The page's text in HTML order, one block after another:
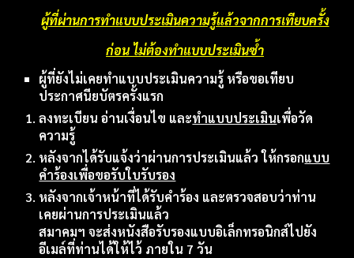
ผู้ที่ผ่านการทำแบบประเมินความรู้แล้วจากการเทียบครั้ง
ก่อน ไม่ต้องทำแบบประเมินซ้ำ
ผู้ที่ยังไม่เคยทำแบบประเมินความรู้ หรือขอเทียบ
ประกาศนียบัตรครั้งแรก
ลงทะเบียน อ่านเงื่อนไข และทำแบบประเมินเพื่อวัด
ความรู้
หลังจากได้รับแจ้งว่าผ่านการประเมินแล้ว ให้กรอกแบบ
คำร้องเพื่อขอรับใบรับรอง
หลังจากเจ้าหน้าที่ได้รับคำร้อง และตรวจสอบว่าท่าน
เคยผ่านการประเมินแล้ว
สมาคมฯ จะส่งหนังสือรับรองแบบอิเล็กทรอนิกส์ไปยัง
อีเมล์ที่ท่านได้ให้ไว้ ภายใน 7 วัน